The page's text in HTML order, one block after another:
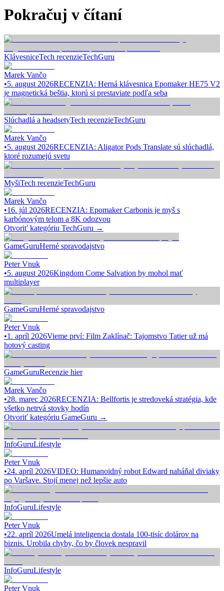
Pokračuj v čítaní
KlávesniceTech recenzieTechGuru
Marek Vančo
•5. august 2026RECENZIA: Herná klávesnica Epomaker HE75 V2
je magnetická beštia, ktorú si prestaviate podľa seba
Slúchadlá a headsetyTech recenzieTechGuru
Marek Vančo
•5. august 2026RECENZIA: Aligator Pods Translate sú slúchadlá,
ktoré rozumejú svetu
MyšiTech recenzieTechGuru
Marek Vančo
•16. júl 2026RECENZIA: Epomaker Carbonis je myš s
karbónovým telom a 8K odozvou
Otvoriť kategóriu TechGuru →
GameGuruHerné spravodajstvo
Peter Vnuk
•5. august 2026Kingdom Come Salvation by mohol mať
multiplayer
GameGuruHerné spravodajstvo
Peter Vnuk
•1. apríl 2026Vieme prví: Film Zaklínač: Tajomstvo Tatier už má
hotový casting
GameGuruRecenzie hier
Marek Vančo
•28. marec 2026RECENZIA: Bellfortis je stredoveká stratégia, kde
všetko netrvá stovky hodín
Otvoriť kategóriu GameGuru →
InfoGuruLifestyle
Peter Vnuk
•24. apríl 2026VIDEO: Humanoidný robot Edward naháňal diviaky
po Varšave. Stojí menej než lepšie auto
InfoGuruLifestyle
Peter Vnuk
•22. apríl 2026Umelá inteligencia dostala 100-tisíc dolárov na
biznis. Urobila chyby, čo by človek nespravil
InfoGuruLifestyle
Peter Vnuk